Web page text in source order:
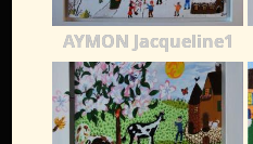
AYMON Jacqueline1